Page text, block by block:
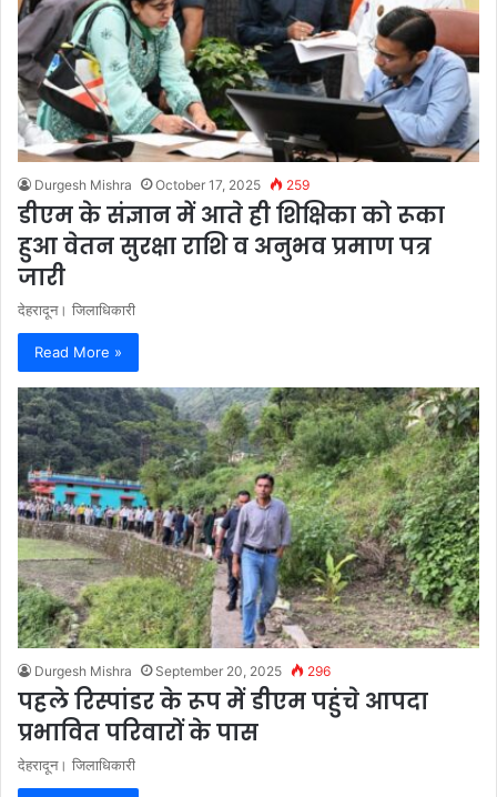
Durgesh Mishra October 17, 2025 259
डीएम के संज्ञान में आते ही शिक्षिका को रूका
हुआ वेतन सुरक्षा राशि व अनुभव प्रमाण पत्र
जारी
देहरादून। जिलाधिकारी
Read More »
Durgesh Mishra September 20, 2025 296
पहले रिस्पांडर के रूप में डीएम पहुंचे आपदा
प्रभावित परिवारों के पास
देहरादून। जिलाधिकारी